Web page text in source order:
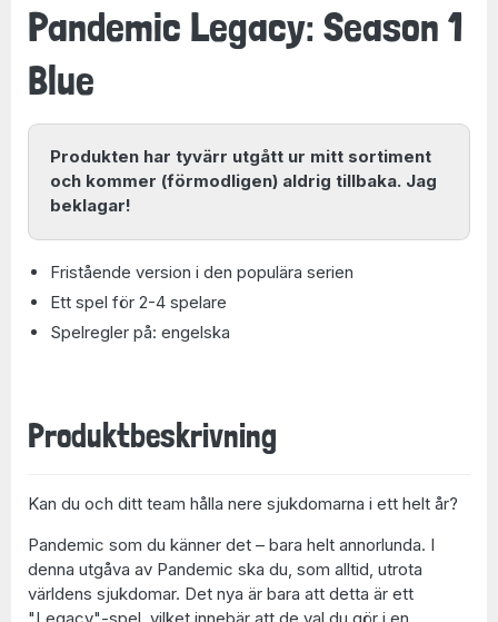
Pandemic Legacy: Season 1
Blue
Produkten har tyvärr utgått ur mitt sortiment
och kommer (förmodligen) aldrig tillbaka. Jag
beklagar!
Fristående version i den populära serien
Ett spel för 2-4 spelare
Spelregler på: engelska
Produktbeskrivning
Kan du och ditt team hålla nere sjukdomarna i ett helt år?
Pandemic som du känner det – bara helt annorlunda. I
denna utgåva av Pandemic ska du, som alltid, utrota
världens sjukdomar. Det nya är bara att detta är ett